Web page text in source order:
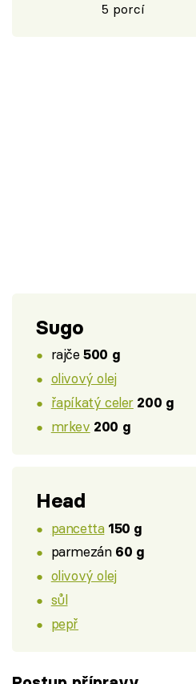
5 porcí
Sugo
rajče500 g
olivový olej
řapíkatý celer 200 g
mrkev 200 g
Head
pancetta 150 g
parmezán 60 g
olivový olej
sůl
pepř